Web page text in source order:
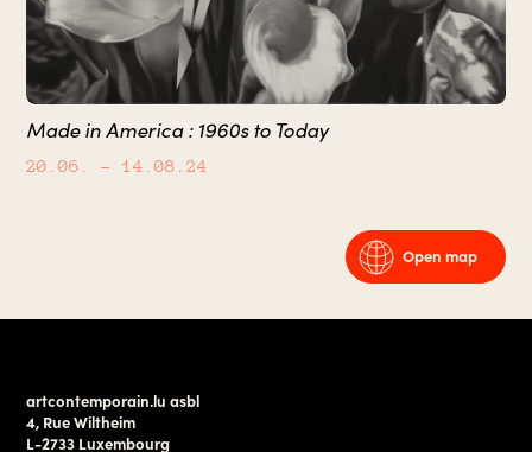
Made in America : 1960s to Today
20.06. – 14.08.24
Open map
artcontemporain.lu asbl
4, Rue Wiltheim
L-2733 Luxembourg